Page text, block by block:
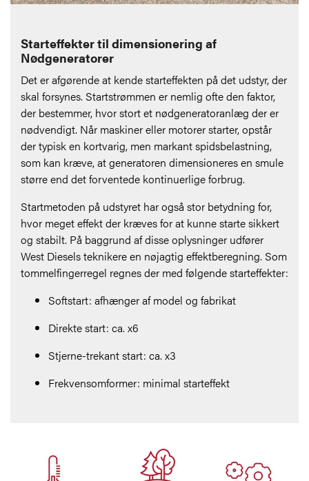
Starteffekter til dimensionering af
Nødgeneratorer
Det er afgørende at kende starteffekten på det udstyr, der
skal forsynes. Startstrømmen er nemlig ofte den faktor,
der bestemmer, hvor stort et nødgeneratoranlæg der er
nødvendigt. Når maskiner eller motorer starter, opstår
der typisk en kortvarig, men markant spidsbelastning,
som kan kræve, at generatoren dimensioneres en smule
større end det forventede kontinuerlige forbrug.
Startmetoden på udstyret har også stor betydning for,
hvor meget effekt der kræves for at kunne starte sikkert
og stabilt. På baggrund af disse oplysninger udfører
West Diesels teknikere en nøjagtig effektberegning. Som
tommelfingerregel regnes der med følgende starteffekter:
Softstart: afhænger af model og fabrikat
Direkte start: ca. x6
Stjerne-trekant start: ca. x3
Frekvensomformer: minimal starteffekt